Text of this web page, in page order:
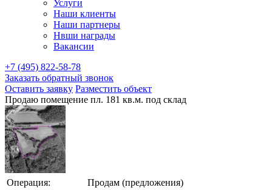
Услуги
Наши клиенты
Наши партнеры
Нвши награды
Вакансии
+7 (495) 822-58-78
Заказать обратный звонок
Оставить заявку Разместить объект
Продаю помещение пл. 181 кв.м. под склад
Операция:
Продам (предложения)